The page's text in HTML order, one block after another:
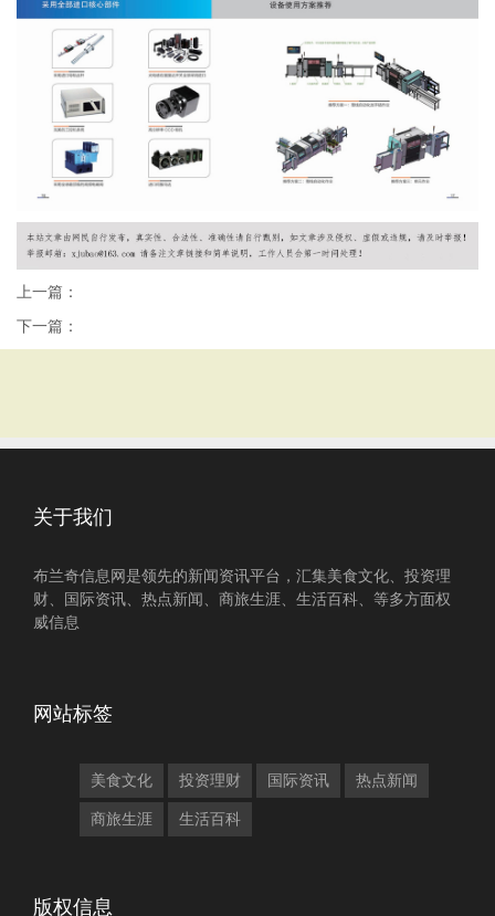
上一篇：
下一篇：
关于我们
布兰奇信息网是领先的新闻资讯平台，汇集美食文化、投资理
财、国际资讯、热点新闻、商旅生涯、生活百科、等多方面权
威信息
网站标签
美食文化 投资理财 国际资讯 热点新闻
商旅生涯 生活百科
版权信息